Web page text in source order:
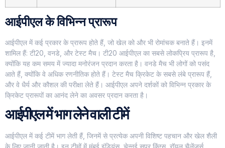
आईपीएल के विभिन्न प्रारूप
आईपीएल में कई प्रकार के प्रारूप होते हैं, जो खेल को और भी रोमांचक बनाते हैं। इनमें
शामिल हैं: टी20, वनडे, और टेस्ट मैच। टी20 आईपीएल का सबसे लोकप्रिय प्रारूप है,
क्योंकि यह कम समय में ज्यादा मनोरंजन प्रदान करता है। वनडे मैच भी लोगों को पसंद
आते हैं, क्योंकि वे अधिक रणनीतिक होते हैं। टेस्ट मैच क्रिकेट के सबसे लंबे प्रारूप हैं,
और वे धैर्य और कौशल की परीक्षा लेते हैं। आईपीएल अपने दर्शकों को विभिन्न प्रकार के
क्रिकेट प्रारूपों का आनंद लेने का अवसर प्रदान करता है।
आईपीएल में भाग लेने वाली टीमें
आईपीएल में कई टीमें भाग लेती हैं, जिनमें से प्रत्येक अपनी विशिष्ट पहचान और खेल शैली
के लिए जानी जाती है। इन टीमों में मुंबई इंडियंस, चेन्नई सुपर किंग्स, रॉयल चैलेंजर्स